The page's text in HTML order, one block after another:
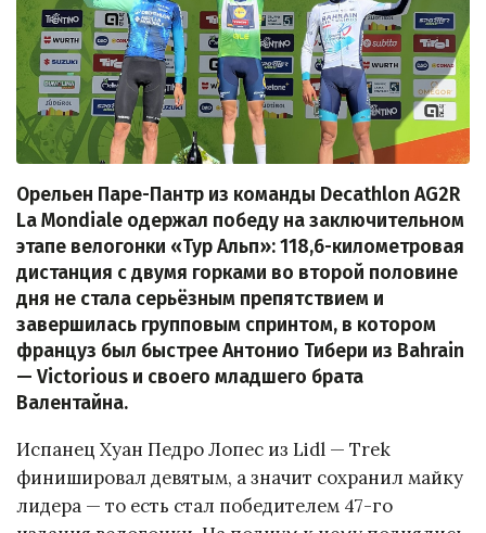
Орельен Паре-Пантр из команды Decathlon AG2R
La Mondiale одержал победу на заключительном
этапе велогонки «Тур Альп»: 118,6-километровая
дистанция с двумя горками во второй половине
дня не стала серьёзным препятствием и
завершилась групповым спринтом, в котором
француз был быстрее Антонио Тибери из Bahrain
— Victorious и своего младшего брата
Валентайна.
Испанец Хуан Педро Лопес из Lidl — Trek
финишировал девятым, а значит сохранил майку
лидера — то есть стал победителем 47-го